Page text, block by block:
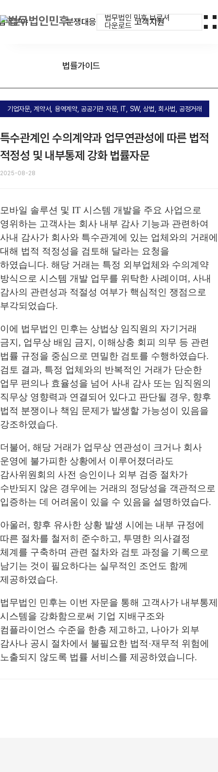
법무법인 민후 브로셔
다운로드
무분야 분쟁대응
법률가이드
고객지원
기업자문, 계약서, 용역계약, 공공기관 자문, IT, SW, 상법, 회사법, 공정거래
특수관계인 수의계약과 업무연관성에 따른 법적
적정성 및 내부통제 강화 법률자문
2025-08-28
모바일 솔루션 및 IT 시스템 개발을 주요 사업으로
영위하는 고객사는 회사 내부 감사 기능과 관련하여
사내 감사가 회사와 특수관계에 있는 업체와의 거래에
대해 법적 적정성을 검토해 달라는 요청을
하였습니다. 해당 거래는 특정 외부업체와 수의계약
방식으로 시스템 개발 업무를 위탁한 사례이며, 사내
감사의 관련성과 적절성 여부가 핵심적인 쟁점으로
부각되었습다.
이에 법무법인 민후는 상법상 임직원의 자기거래
금지, 업무상 배임 금지, 이해상충 회피 의무 등 관련
법률 규정을 중심으로 면밀한 검토를 수행하였습다.
검토 결과, 특정 업체와의 반복적인 거래가 단순한
업무 편의나 효율성을 넘어 사내 감사 또는 임직원의
직무상 영향력과 연결되어 있다고 판단될 경우, 향후
법적 분쟁이나 책임 문제가 발생할 가능성이 있음을
강조하였습다.
더불어, 해당 거래가 업무상 연관성이 크거나 회사
운영에 불가피한 상황에서 이루어졌더라도
감사위원회의 사전 승인이나 외부 검증 절차가
수반되지 않은 경우에는 거래의 정당성을 객관적으로
입증하는 데 어려움이 있을 수 있음을 설명하였습다.
아울러, 향후 유사한 상황 발생 시에는 내부 규정에
따른 절차를 철저히 준수하고, 투명한 의사결정
체계를 구축하며 관련 절차와 검토 과정을 기록으로
남기는 것이 필요하다는 실무적인 조언도 함께
제공하였습다.
법무법인 민후는 이번 자문을 통해 고객사가 내부통제
시스템을 강화함으로써 기업 지배구조와
컴플라이언스 수준을 한층 제고하고, 나아가 외부
감사나 공시 절차에서 불필요한 법적·재무적 위험에
노출되지 않도록 법률 서비스를 제공하였습니다.